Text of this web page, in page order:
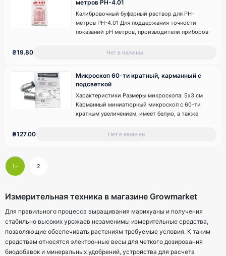
метров PH-4.01
Калибровочный буферный раствор для РН-
метров PH-4.01 Для поддержания точности
показаний рН метров, производители приборов
периодичностью один раз в неделю. Для
уровне..
₴19.80 Нет в наличии
Микроскоп 60-ти кратный, карманный с
подсветкой
Характеристики Размеры микроскопа: 5х3 см
Карманный миниатюрный микроскоп с 60-ти
кратным увеличением, имеет белую, а также
изучаемого объекта с питанием от встроенной
₴127.00 Нет в наличии
1 2
Измерительная техника в магазине Growmarket
Для правильного процесса выращивания марихуаны и получения
стабильно высоких урожаев незаменимы измерительные средства,
позволяющие обеспечивать растениям требуемые условия. К таким
средствам относятся электронные весы для четкого дозирования
биодобавок и минеральных удобрений, устройства для расчета